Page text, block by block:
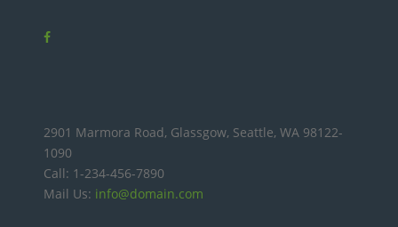
2901 Marmora Road, Glassgow, Seattle, WA 98122-
1090
Call: 1-234-456-7890
Mail Us: info@domain.com